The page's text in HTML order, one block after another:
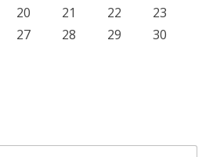
20 21 22
23
27 28 29
30